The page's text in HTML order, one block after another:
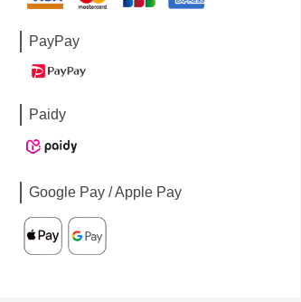
PayPay
Paidy
Google Pay / Apple Pay